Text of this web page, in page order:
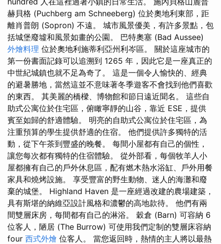
赫貝格 (Puchberg am Schneeberg) 位於奧地利東部，距
離肖普朗 (Sopron) 不遠。 城市風景優美，有許多景點，包
括城堡廢墟和風景如畫的公園。 巴特奧塞 (Bad Aussee)
外燴料理 位於奧地利施蒂利亞州利岑區。 關於這座城市的
第一份書面記錄可以追溯到 1265 年，因此它是一座真正的
中世紀城鎮也就不足為奇了。 這是一個令人愉快的、經典
的避暑勝地，當然這並不意味著冬季遊客不會找到他們喜歡
的東西。 其美麗的橋樑、博物館和節日遠近聞名。 這些自
助式公寓位於住宅區，俯瞰寧靜的山谷，靠近 ESE，提供
賓至如歸的舒適體驗。 明亮的自助式公寓位於住宅區，為
注重預算的學生提供舒適的住宿。 他們提供許多獨特的活
動，從下午茶到豐盛的晚餐。 每間小屋都有自己的個性，
讓您每次都有獨特的住宿體驗。 從外部看，每個牧羊人小
屋都擁有自己的戶外休息區，配有燃木熱水浴缸、戶外用餐
家具和燒烤設施。 享受豐富的野生動物、迷人的海灘和廢
棄的城堡。 Highland Haven 是一座經過改建的農場建築，
具有斯堪的納維亞設計風格和濃鬱的高地款待。 他們有兩
間雙層床房，每間都有自己的淋浴。 穀倉 (Barn) 可容納 6
位客人，陋居 (The Burrow) 可使用我們定制的雙層床容納
four 西式外燴 位客人。 當您返回時，熱情的主人將以最熱